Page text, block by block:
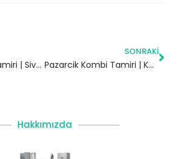
Suşehri Kombi Tamiri | Sivas
SONRAKI
Pazarcik Kombi Tamiri | Kahramanmaraş
Hakkımızda